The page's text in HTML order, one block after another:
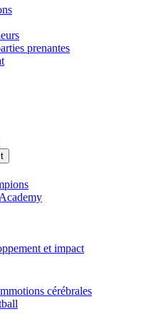
prenantes
et impact
cérébrales